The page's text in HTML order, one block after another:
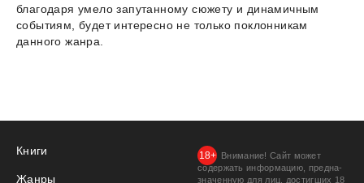
благодаря умело запутанному сюжету и динамичным
событиям, будет интересно не только поклонникам
данного жанра.
Книги
Жанры
Внимание! Сайт может
содержать информацию, предна­
значенную для лиц, дости­гших 18